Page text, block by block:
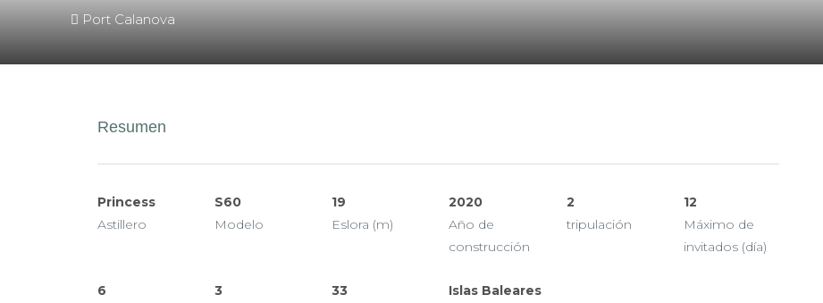
Port Calanova
Resumen
Princess
Astillero
S60
Modelo
19
Eslora (m)
2020
Año de
construcción
2
tripulación
12
Máximo de
invitados (día)
6
3
33
Islas Baleares